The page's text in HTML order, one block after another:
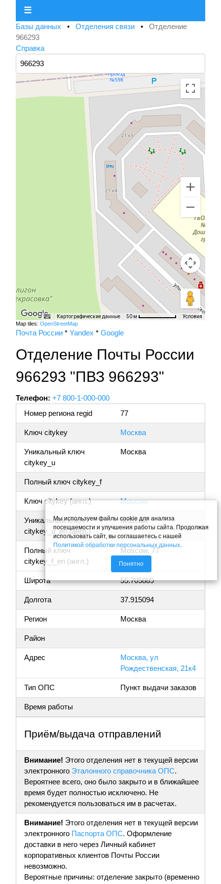
☰
Базы данных • Отделения связи • Отделение
966293
Справка
Картографические данные 50 м Условия
Map tiles: OpenStreetMap
Почта России * Yandex * Google
Отделение Почты России
966293 "ПВЗ 966293"
Телефон: +7 800-1-000-000
Номер региона regid
77
Ключ citykey Москва
Уникальный ключ
citykey_u
Москва
Полный ключ citykey_f
Ключ citykey (англ.) Moscow
Уникальный ключ
citykey_u_en (англ.)
Moscow
Полный ключ
citykey_f_en (англ.)
Moscow, 77
Широта 55.705889
Долгота 37.915094
Регион Москва
Район
Адрес
Москва, ул
Рождественская, 21к4
Тип ОПС Пункт выдачи заказов
Время работы
Приём/выдача отправлений
Внимание! Этого отделения нет в текущей версии
электронного Эталонного справочника ОПС.
Вероятнее всего, оно было закрыто и в ближайшее
время будет полностью исключено. Не
рекомендуется пользоваться им в расчетах.
Внимание! Этого отделения нет в текущей версии
электронного Паспорта ОПС. Оформление
доставки в него через Личный кабинет
корпоративных клиентов Почты России
невозможно.
Вероятные причины: отделение закрыто (временно
Мы используем файлы cookie для анализа
посещаемости и улучшения работы сайта. Продолжая
использовать сайт, вы соглашаетесь с нашей
Политикой обработки персональных данных
Понятно